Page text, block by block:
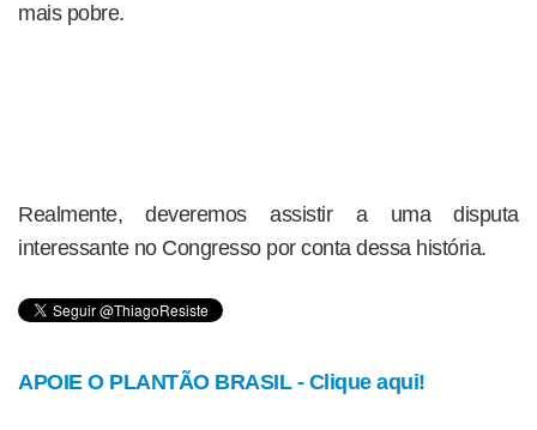
mais pobre.
Realmente, deveremos assistir a uma disputa
interessante no Congresso por conta dessa história.
APOIE O PLANTÃO BRASIL - Clique aqui!